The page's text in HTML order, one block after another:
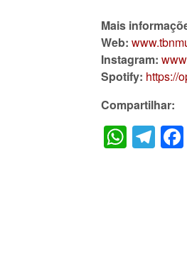
Mais
Web:
Instagram:
Spotify: https://
Compartilhar: